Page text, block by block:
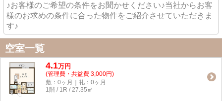
♪お客様のご希望の条件をお聞かせください♪当社からお客
様のお求めの条件に合った物件をご紹介させていただきま
す♪
空室一覧
4.1万円
(管理費・共益費 3,000円)
敷：0ヶ月｜礼：0ヶ月
1階 / 1R / 27.35㎡